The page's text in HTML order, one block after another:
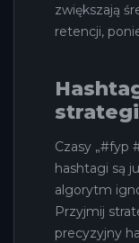
zwiększają
retencji,
Czasy „#fyp
hashtagi są
algorytm
Przyjmij
precyzyjny